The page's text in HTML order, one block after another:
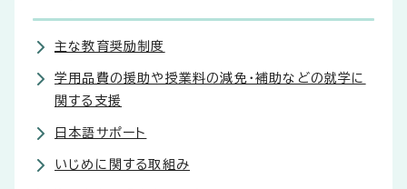
主な教育奨励制度
学用品費の援助や授業料の減免・補助などの就学に
関する支援
日本語サポート
いじめに関する取組み